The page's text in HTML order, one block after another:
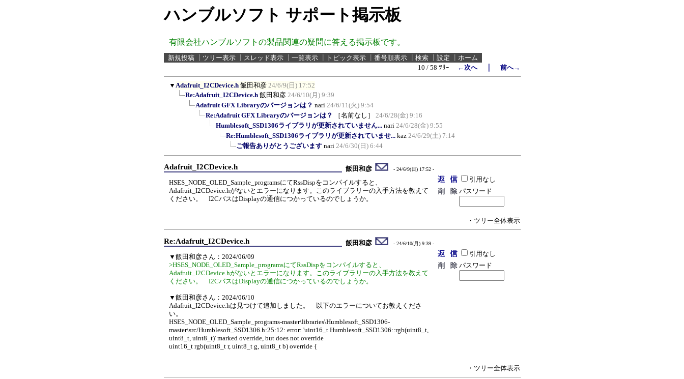
ハンブルソフト サポート掲示板
有限会社ハンブルソフトの製品関連の疑問に答える掲示板です。
新規投稿 ツリー表示 スレッド表示 一覧表示 トピック表示 番号順表示 検索 設定
ホーム
10 / 58 ﾂﾘｰ
←次へ｜ 前へ→
▼ Adafruit_I2CDevice.h 飯田和彦 24/6/9(日) 17:52
Re:Adafruit_I2CDevice.h 飯田和彦 24/6/10(月) 9:39
Adafruit GFX Libraryのバージョンは？ nari 24/6/11(火) 9:54
Re:Adafruit GFX Libraryのバージョンは？
［名前なし］
24/6/28(金) 9:16
Humblesoft_SSD1306ライブラリが更新されていません... nari 24/6/28(金) 9:55
Re:Humblesoft_SSD1306ライブラリが更新されていませ... kaz 24/6/29(土) 7:14
ご報告ありがとうございます nari 24/6/30(日) 6:44
Adafruit_I2CDevice.h 飯田和彦 - 24/6/9(日) 17:52 -
HSES_NODE_OLED_Sample_programsにてRssDispをコンパイルすると、
Adafruit_I2CDevice.hがないとエラーになります。このライブラリーの入手方法を教えて
ください。 I2CバスはDisplayの通信につかっているのでしょうか。
引用なし
パスワード
・ツリー全体表示
Re:Adafruit_I2CDevice.h 飯田和彦 - 24/6/10(月) 9:39 -
▼飯田和彦さん：2024/06/09
>HSES_NODE_OLED_Sample_programsにてRssDispをコンパイルすると、
Adafruit_I2CDevice.hがないとエラーになります。このライブラリーの入手方法を教えて
ください。 I2CバスはDisplayの通信につかっているのでしょうか。
▼飯田和彦さん：2024/06/10
Adafruit_I2CDevice.hは見つけて追加しました。 以下のエラーについてお教えくださ
い。
HSES_NODE_OLED_Sample_programs-master\libraries\Humblesoft_SSD1306-
master\src/Humblesoft_SSD1306.h:25:12: error: 'uint16_t Humblesoft_SSD1306::rgb(uint8_t,
uint8_t, uint8_t)' marked override, but does not override
uint16_t rgb(uint8_t r, uint8_t g, uint8_t b) override {
引用なし
パスワード
・ツリー全体表示